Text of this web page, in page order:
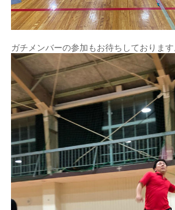
ガチメンバーの参加もお待ちしております